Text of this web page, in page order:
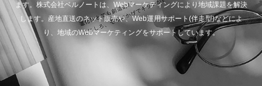
ます。株式会社ベルノートは、Webマーケティングにより地域課題を解決
します。産地直送のネット販売や、Web運用サポート(伴走型)などによ
り、地域のWebマーケティングをサポートしています。